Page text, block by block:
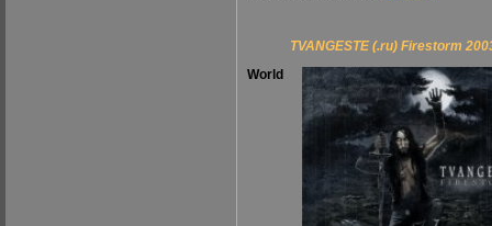
TVANGESTE (.ru) Firestorm
World